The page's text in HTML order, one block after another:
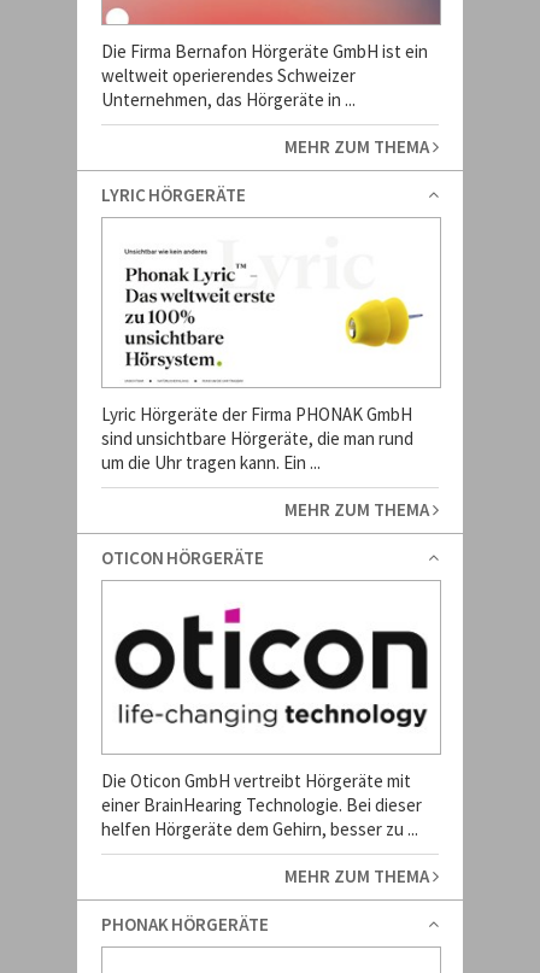
Die Firma Bernafon Hörgeräte GmbH ist ein
weltweit operierendes Schweizer
Unternehmen, das Hörgeräte in ...
MEHR ZUM THEMA
LYRIC HÖRGERÄTE
Lyric Hörgeräte der Firma PHONAK GmbH
sind unsichtbare Hörgeräte, die man rund
um die Uhr tragen kann. Ein ...
MEHR ZUM THEMA
OTICON HÖRGERÄTE
Die Oticon GmbH vertreibt Hörgeräte mit
einer BrainHearing Technologie. Bei dieser
helfen Hörgeräte dem Gehirn, besser zu ...
MEHR ZUM THEMA
PHONAK HÖRGERÄTE